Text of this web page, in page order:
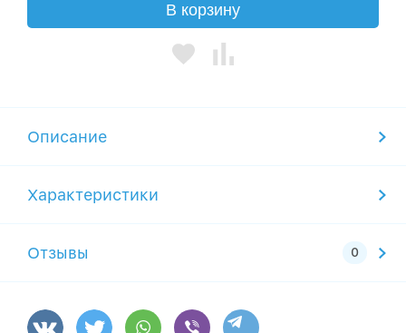
В корзину
Описание
Характеристики
Отзывы